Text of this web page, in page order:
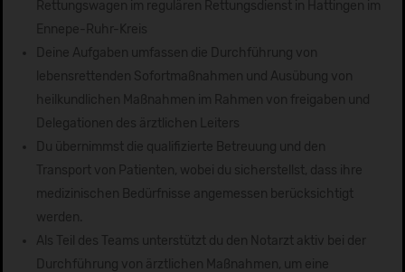
Rettungswagen im regulären Rettungsdienst in Hattingen im
Ennepe-Ruhr-Kreis
Deine Aufgaben umfassen die Durchführung von
lebensrettenden Sofortmaßnahmen und Ausübung von
heilkundlichen Maßnahmen im Rahmen von freigaben und
Delegationen des ärztlichen Leiters
Du übernimmst die qualifizierte Betreuung und den
Transport von Patienten, wobei du sicherstellst, dass ihre
medizinischen Bedürfnisse angemessen berücksichtigt
werden.
Als Teil des Teams unterstützt du den Notarzt aktiv bei der
Durchführung von ärztlichen Maßnahmen, um eine